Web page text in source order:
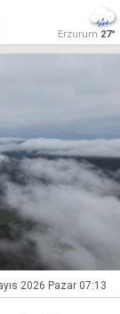
Erzurum 27°
2026 Pazar 07:13